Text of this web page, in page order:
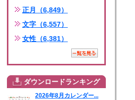
正月（6,849）
文字（6,557）
女性（6,381）
ダウンロードランキング
2026年8月カレンダー...